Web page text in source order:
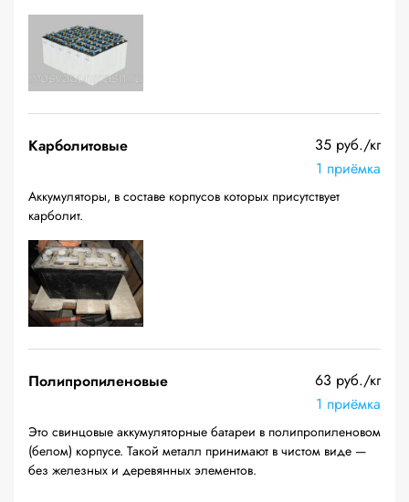
Карболитовые
35 руб./кг
1 приёмка
Аккумуляторы, в составе корпусов которых присутствует
карболит.
Полипропиленовые
63 руб./кг
1 приёмка
Это свинцовые аккумуляторные батареи в полипропиленовом
(белом) корпусе. Такой металл принимают в чистом виде —
без железных и деревянных элементов.